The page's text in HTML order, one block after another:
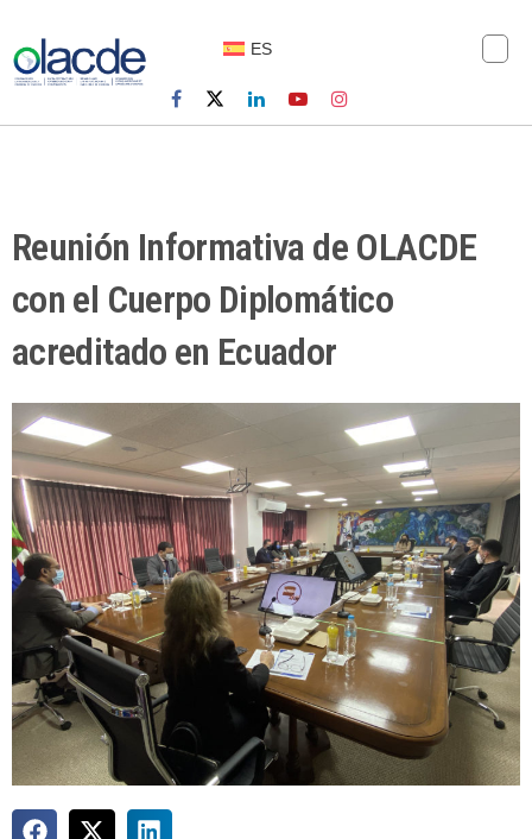
ES
Reunión Informativa de OLACDE
con el Cuerpo Diplomático
acreditado en Ecuador